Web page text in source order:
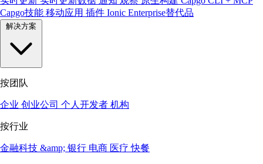
Capgo技能 移动应用 插件 Ionic Enterprise替代品
解决方案
按团队
企业 创业公司 个人开发者 机构
按行业
金融科技 &amp; 银行 电商 医疗快餐